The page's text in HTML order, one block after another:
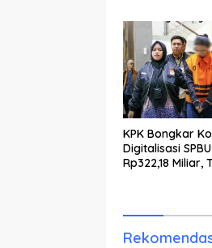
KPK Bongkar
Digitalisasi
Rp322,18 Miliar,